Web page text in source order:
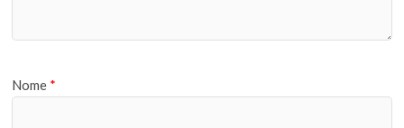
Nome *